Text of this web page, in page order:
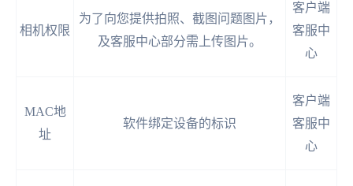
相机权限
为了向您提供拍照、截图问题图片，
及客服中心部分需上传图片。
客户端
客服中
心
MAC地
址
软件绑定设备的标识
客户端
客服中
心